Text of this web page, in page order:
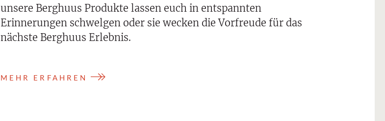
unsere Berghuus Produkte lassen euch in entspannten
Erinnerungen schwelgen oder sie wecken die Vorfreude für das
nächste Berghuus Erlebnis.
MEHR ERFAHREN